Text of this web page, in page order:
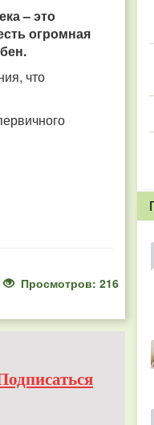
– это
огромная
что
Просмотров: 216